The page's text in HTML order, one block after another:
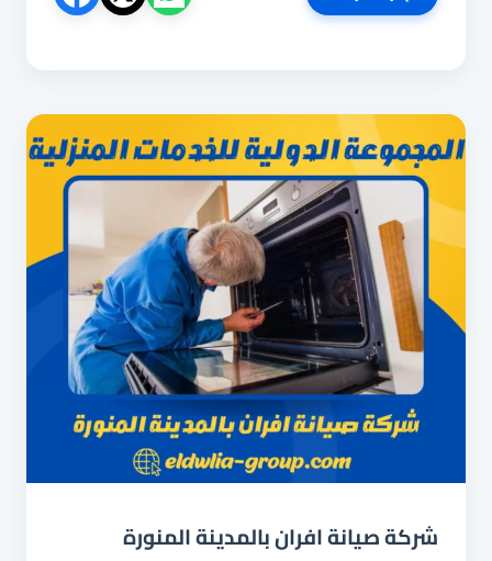
صيانة
تصليح
وتنظيف
بضمان
شركة صيانة افران بالمدينة المنورة